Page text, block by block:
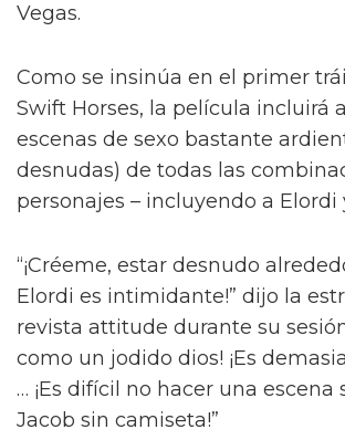
Vegas.
Como se insinúa en el primer
Swift Horses, la película incluirá
escenas de sexo bastante
desnudas) de todas las
personajes – incluyendo a Elordi
“¡Créeme, estar desnudo
Elordi es intimidante!” dijo la
revista attitude durante su sesión
como un jodido dios! ¡Es
… ¡Es difícil no hacer una escena
Jacob sin camiseta!”